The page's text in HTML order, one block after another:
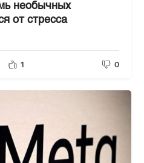
необычных
от стресса
1 0